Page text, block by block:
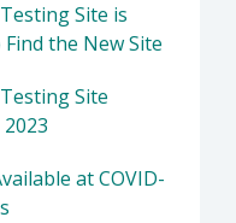
Site is
the New Site
Site
at COVID-